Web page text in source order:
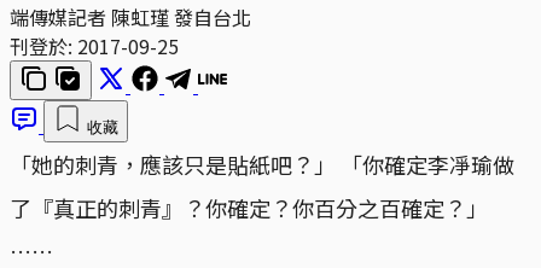
端傳媒記者 陳虹瑾 發自台北
刊登於: 2017-09-25
收藏
「她的刺青，應該只是貼紙吧？」 「你確定李凈瑜做
了『真正的刺青』？你確定？你百分之百確定？」
……